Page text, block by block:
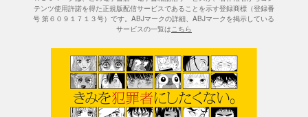
テンツ使用許諾を得た正規版配信サービスであることを示す登録商標（登録番
号 第６０９１７１３号）です。ABJマークの詳細、ABJマークを掲示している
サービスの一覧はこちら